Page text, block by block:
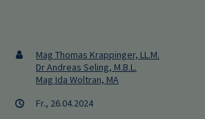
Mag Thomas Krappinger, LL.M.
Dr Andreas Seling, M.B.L.
Mag Ida Woltran, MA
Fr., 26.04.2024